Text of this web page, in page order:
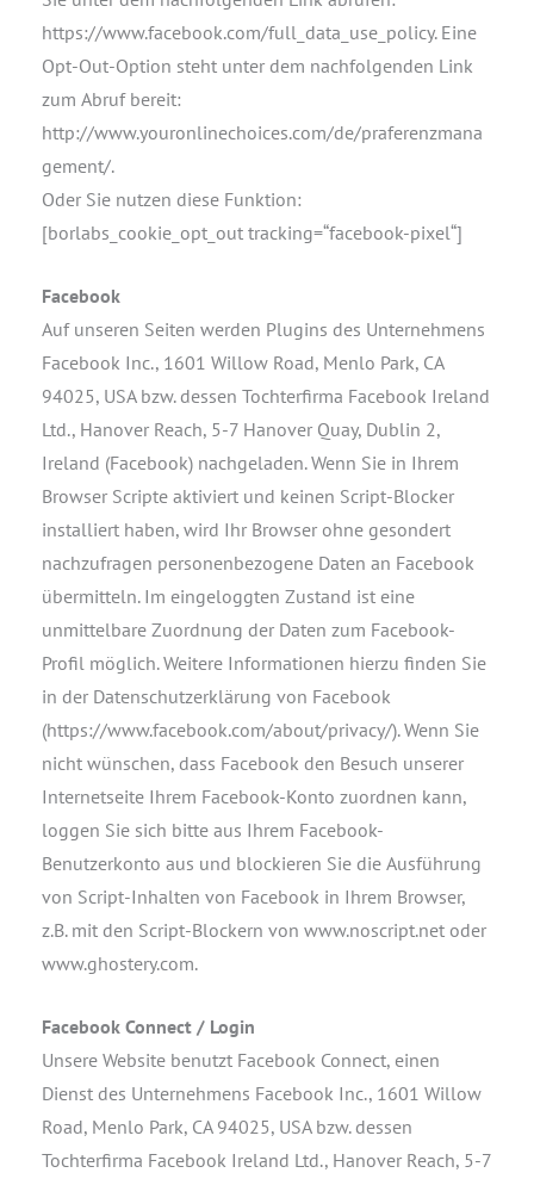
https://www.facebook.com/full_data_use_policy. Eine
Opt-Out-Option steht unter dem nachfolgenden Link
zum Abruf bereit:
http://www.youronlinechoices.com/de/praferenzmana
gement/.
Oder Sie nutzen diese Funktion:
[borlabs_cookie_opt_out tracking=“facebook-pixel“]
Facebook
Auf unseren Seiten werden Plugins des Unternehmens
Facebook Inc., 1601 Willow Road, Menlo Park, CA
94025, USA bzw. dessen Tochterfirma Facebook Ireland
Ltd., Hanover Reach, 5-7 Hanover Quay, Dublin 2,
Ireland (Facebook) nachgeladen. Wenn Sie in Ihrem
Browser Scripte aktiviert und keinen Script-Blocker
installiert haben, wird Ihr Browser ohne gesondert
nachzufragen personenbezogene Daten an Facebook
übermitteln. Im eingeloggten Zustand ist eine
unmittelbare Zuordnung der Daten zum Facebook-
Profil möglich. Weitere Informationen hierzu finden Sie
in der Datenschutzerklärung von Facebook
(https://www.facebook.com/about/privacy/). Wenn Sie
nicht wünschen, dass Facebook den Besuch unserer
Internetseite Ihrem Facebook-Konto zuordnen kann,
loggen Sie sich bitte aus Ihrem Facebook-
Benutzerkonto aus und blockieren Sie die Ausführung
von Script-Inhalten von Facebook in Ihrem Browser,
z.B. mit den Script-Blockern von www.noscript.net oder
www.ghostery.com.
Facebook Connect / Login
Unsere Website benutzt Facebook Connect, einen
Dienst des Unternehmens Facebook Inc., 1601 Willow
Road, Menlo Park, CA 94025, USA bzw. dessen
Tochterfirma Facebook Ireland Ltd., Hanover Reach, 5-7